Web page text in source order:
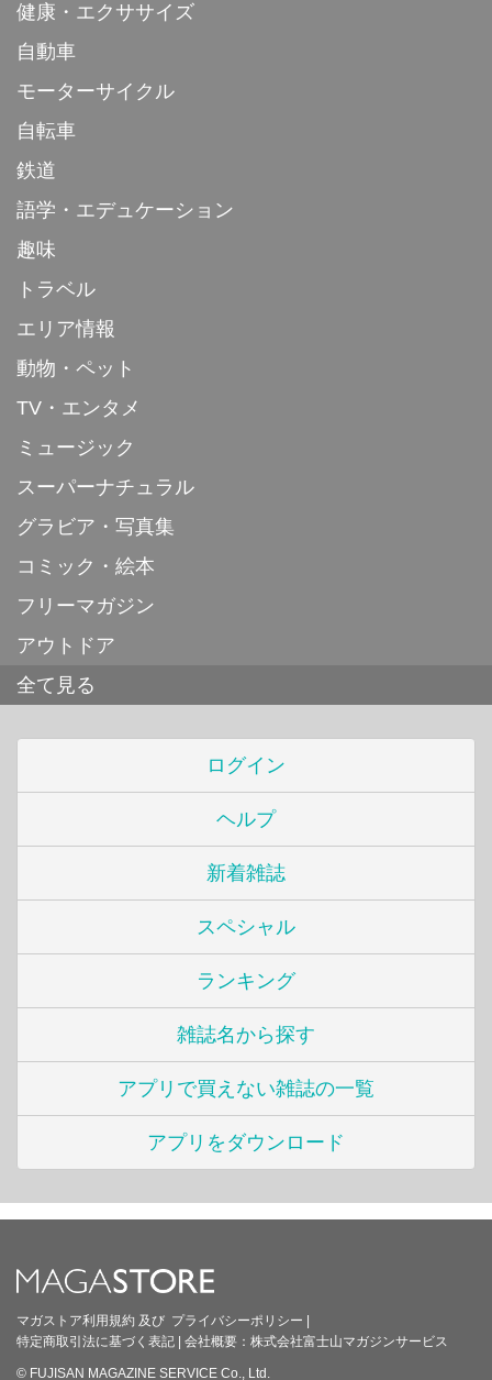
健康・エクササイズ
自動車
モーターサイクル
自転車
鉄道
語学・エデュケーション
趣味
トラベル
エリア情報
動物・ペット
TV・エンタメ
ミュージック
スーパーナチュラル
グラビア・写真集
コミック・絵本
フリーマガジン
アウトドア
全て見る
ログイン
ヘルプ
新着雑誌
スペシャル
ランキング
雑誌名から探す
アプリで買えない雑誌の一覧
アプリをダウンロード
マガストア利用規約 及び プライバシーポリシー
特定商取引法に基づく表記
会社概要： 株式会社富士山マガジンサービス
© FUJISAN MAGAZINE SERVICE Co., Ltd.